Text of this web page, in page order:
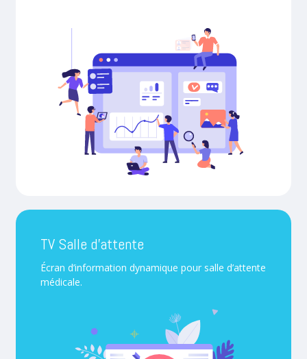
TV Salle d’attente
Écran d’information dynamique pour salle d’attente
médicale.